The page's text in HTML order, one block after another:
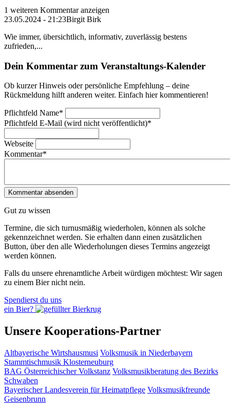
1 weiteren Kommentar anzeigen
23.05.2024 - 21:23Birgit Birk
Wie immer, übersichtlich, informativ, zuverlässig bestens
zufrieden,...
Dein Kommentar zum Veranstaltungs-Kalender
Ob kurzer Hinweis oder persönliche Empfehlung – deine
Rückmeldung hilft anderen weiter. Einfach hier kommentieren!
Pflichtfeld Name*
Pflichtfeld E-Mail (wird nicht veröffentlicht)*
Webseite
Kommentar*
Gut zu wissen
Termine, die sich turnusmäßig wiederholen, können als solche
gekennzeichnet werden. Sie erhalten dann einen zusätzlichen
Button, über den alle Wiederholungen dieses Termins angezeigt
werden können.
Falls du unsere ehrenamtliche Arbeit würdigen möchtest: Wir sagen
zu einem Bier nicht nein.
Spendierst du uns
ein Bier?
Unsere Kooperations-Partner
Altbayerische Wirtshausmusi Volksmusik in Niederbayern
Stammtischmusik Klosterneuburg
BAG Österreichischer Volkstanz Volksmusikberatung des Bezirks
Schwaben
Bayerischer Landesverein für Heimatpflege Volksmusikfreunde
Geisenbrunn